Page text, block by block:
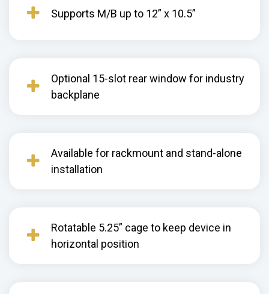
Supports M/B up to 12” x 10.5”
Optional 15-slot rear window for industry
backplane
Available for rackmount and stand-alone
installation
Rotatable 5.25” cage to keep device in
horizontal position